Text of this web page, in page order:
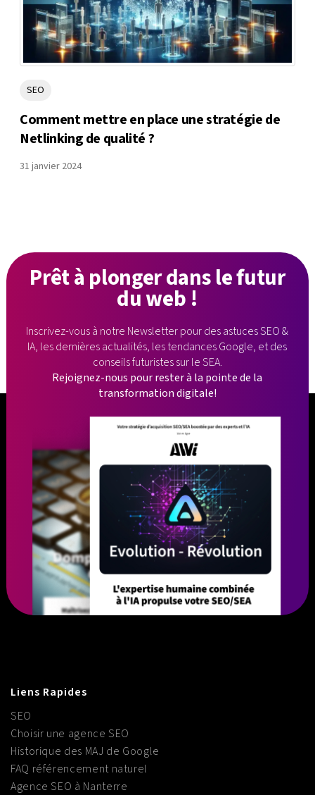
SEO
Comment mettre en place une stratégie de
Netlinking de qualité ?
31 janvier 2024
Prêt à plongerdans le futur
du web !
Inscrivez-vous à notre Newsletter pour des astuces SEO &
IA, les dernièresactualités, les tendances Google, et des
conseils futuristes sur le SEA.
Rejoignez-nous pour rester à la pointe de la
transformation digitale!
Liens Rapides
SEO
Choisir une agence SEO
Historique des MAJ de Google
FAQ référencement naturel
Agence SEO à Nanterre